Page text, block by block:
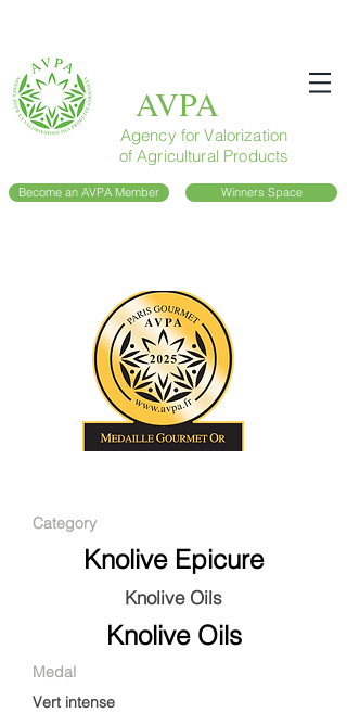
AVPA
Agency for Valorization
of Agricultural Products
Become an AVPA Member Winners Space
Category
Knolive Epicure
Knolive Oils
Knolive Oils
Medal
Vert intense